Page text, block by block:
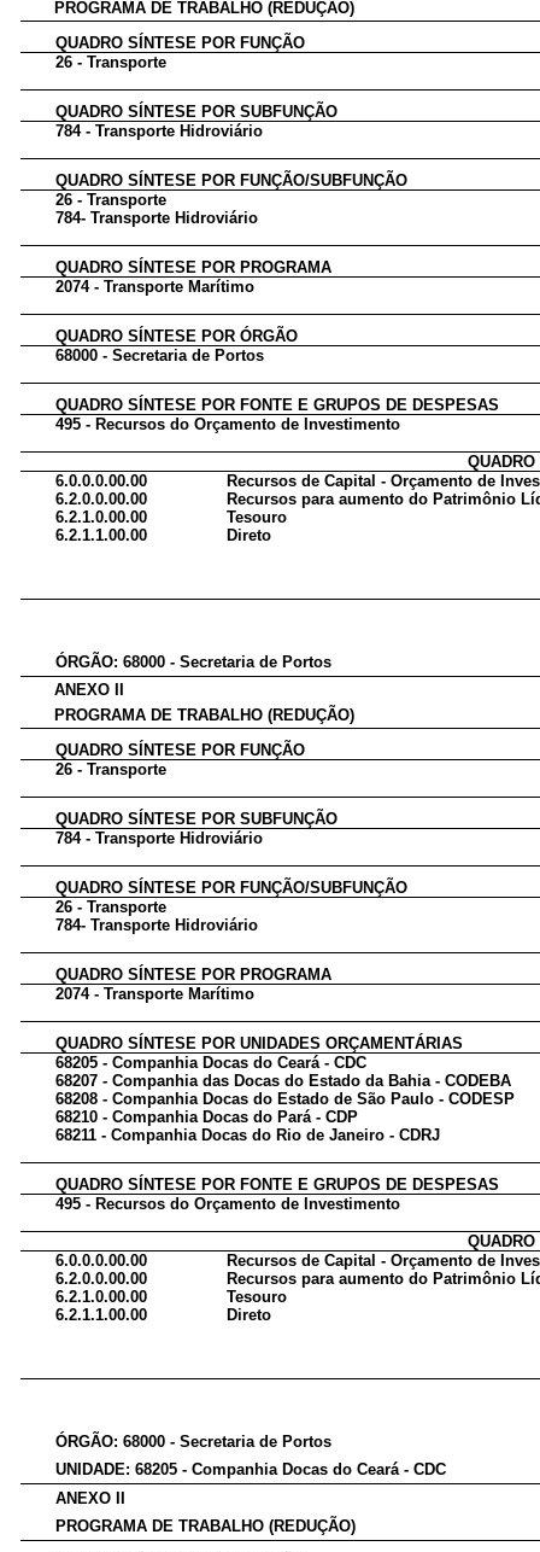
PROGRAMA DE TRABALHO (REDUÇÃO)
QUADRO SÍNTESE POR FUNÇÃO
26 - Transporte
QUADRO SÍNTESE POR SUBFUNÇÃO
784 - Transporte Hidroviário
QUADRO SÍNTESE POR FUNÇÃO/SUBFUNÇÃO
26 - Transporte
784- Transporte Hidroviário
QUADRO SÍNTESE POR PROGRAMA
2074 - Transporte Marítimo
QUADRO SÍNTESE POR ÓRGÃO
68000 - Secretaria de Portos
QUADRO SÍNTESE POR FONTE E GRUPOS DE DESPESAS
495 - Recursos do Orçamento de Investimento
6.0.0.0.00.00
Recursos de Capital - Orçamento de
6.2.0.0.00.00
Recursos para aumento do Patrimônio
6.2.1.0.00.00
Tesouro
6.2.1.1.00.00
Direto
ÓRGÃO: 68000 - Secretaria de Portos
ANEXO II
PROGRAMA DE TRABALHO (REDUÇÃO)
QUADRO SÍNTESE POR FUNÇÃO
26 - Transporte
QUADRO SÍNTESE POR SUBFUNÇÃO
784 - Transporte Hidroviário
QUADRO SÍNTESE POR FUNÇÃO/SUBFUNÇÃO
26 - Transporte
784- Transporte Hidroviário
QUADRO SÍNTESE POR PROGRAMA
2074 - Transporte Marítimo
QUADRO SÍNTESE POR UNIDADES ORÇAMENTÁRIAS
68205 - Companhia Docas do Ceará - CDC
68207 - Companhia das Docas do Estado da Bahia - CODEBA
68208 - Companhia Docas do Estado de São Paulo - CODESP
68210 - Companhia Docas do Pará - CDP
68211 - Companhia Docas do Rio de Janeiro - CDRJ
QUADRO SÍNTESE POR FONTE E GRUPOS DE DESPESAS
495 - Recursos do Orçamento de Investimento
6.0.0.0.00.00
Recursos de Capital - Orçamento de
6.2.0.0.00.00
Recursos para aumento do Patrimônio
6.2.1.0.00.00
Tesouro
6.2.1.1.00.00
Direto
ÓRGÃO: 68000 - Secretaria de Portos
UNIDADE: 68205 - Companhia Docas do Ceará - CDC
ANEXO II
PROGRAMA DE TRABALHO (REDUÇÃO)